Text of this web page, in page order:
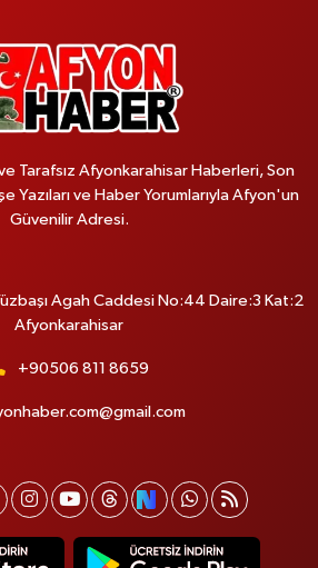
Tarafsız Afyonkarahisar Haberleri, Son
Yazıları ve Haber Yorumlarıyla Afyon'un
Güvenilir Adresi.
Agah Caddesi No:44 Daire:3 Kat:2
Afyonkarahisar
+90506 811 8659